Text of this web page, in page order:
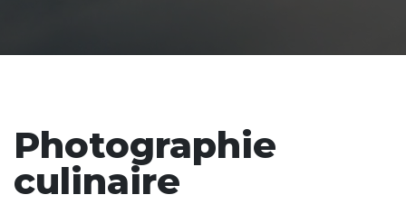
Photographie
culinaire